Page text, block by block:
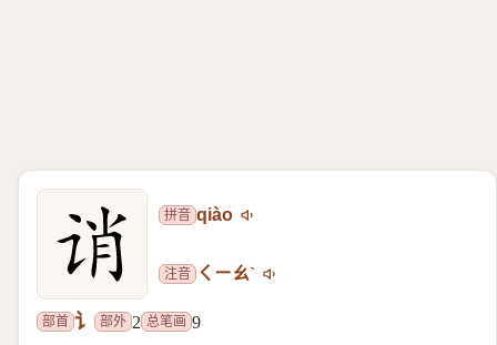
拼音 qiào
注音 ㄑㄧㄠˋ
部首 讠 部外 2 总笔画 9